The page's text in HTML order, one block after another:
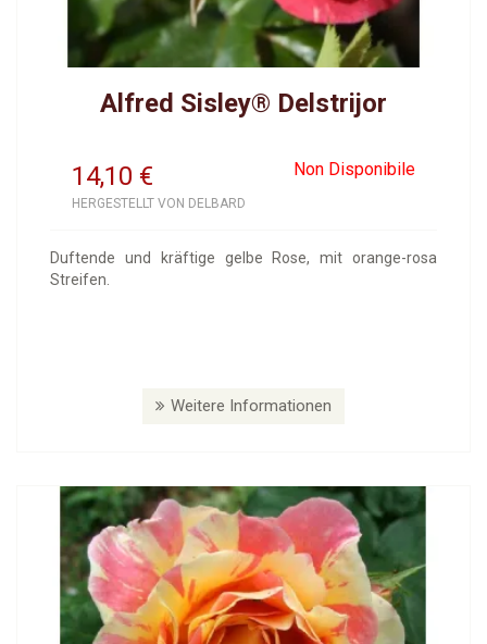
Alfred Sisley® Delstrijor
14,10 Non Disponibile
€
HERGESTELLT VON DELBARD
Duftende und kräftige gelbe Rose, mit orange-rosa
Streifen.
Weitere Informationen